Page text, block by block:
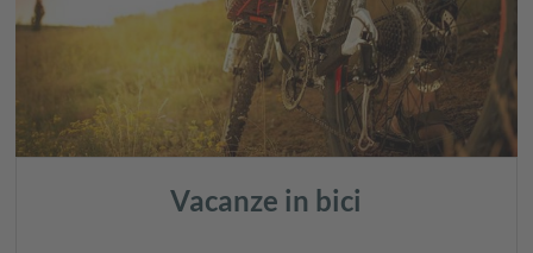
Vacanze in bici